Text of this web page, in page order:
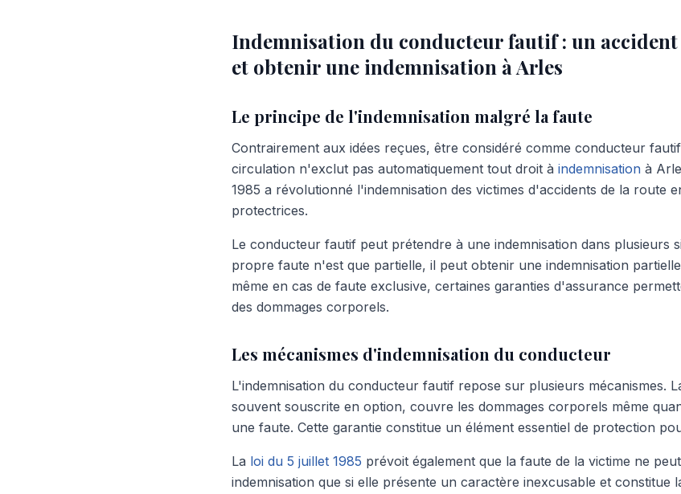
Indemnisation du conducteur fautif : un
et obtenir une indemnisation à Arles
Le principe de l'indemnisation malgré la faute
Contrairement aux idées reçues, être considéré comme conducteur
circulation n'exclut pas automatiquement tout droit à indemnisation à
1985 a révolutionné l'indemnisation des victimes d'accidents de la route
protectrices.
Le conducteur fautif peut prétendre à une indemnisation dans plusieurs
propre faute n'est que partielle, il peut obtenir une indemnisation
même en cas de faute exclusive, certaines garanties d'assurance
des dommages corporels.
Les mécanismes d'indemnisation du conducteur
L'indemnisation du conducteur fautif repose sur plusieurs mécanismes.
souvent souscrite en option, couvre les dommages corporels même
une faute. Cette garantie constitue un élément essentiel de protection
La loi du 5 juillet 1985 prévoit également que la faute de la victime ne
indemnisation que si elle présente un caractère inexcusable et constitue